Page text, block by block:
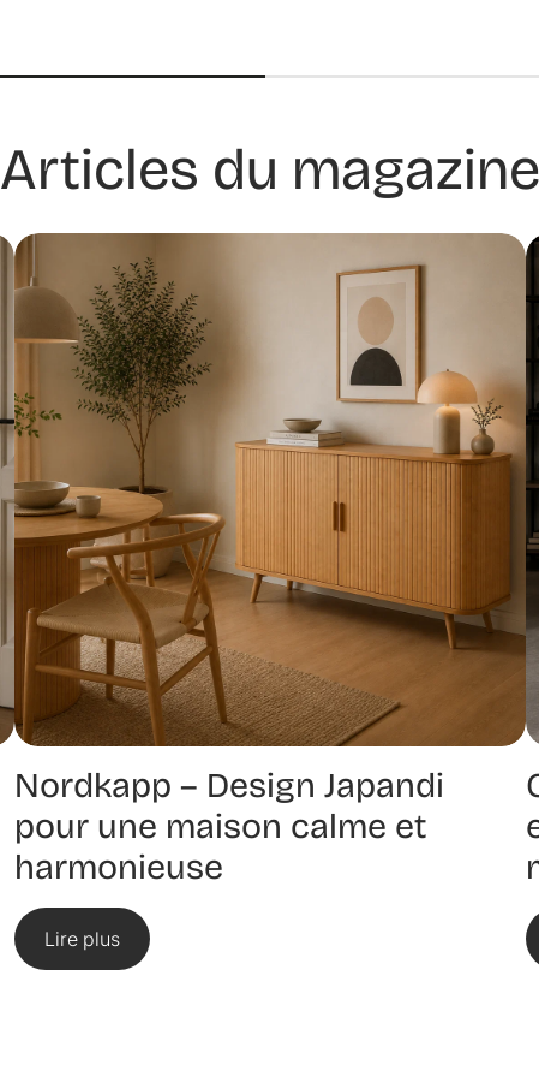
Articles du magazine
Nordkapp – Design Japandi
pour une maison calme et
harmonieuse
Lire plus